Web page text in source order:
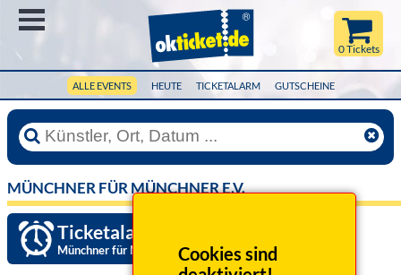
ALLE EVENTS HEUTE TICKETALARM GUTSCHEINE
0 Tickets
Cookies sind
MÜNCHNER FÜR MÜNCHNER E.V.
Ticketalarm einrichten »
Münchner für Münchner e.V.